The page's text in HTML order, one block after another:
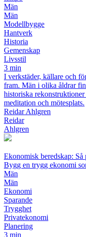
Män
Män
Modellbygge
Hantverk
Historia
Gemenskap
Livsstil
3 min
I verkstäder, källare och
fram. Män i olika åldrar
historiska
meditation och mötesplats.
Reidar Ahlgren
Reidar
Ahlgren
Ekonomisk beredskap:
Bygg en trygg ekonomi
Män
Män
Ekonomi
Sparande
Trygghet
Privatekonomi
Planering
3 min